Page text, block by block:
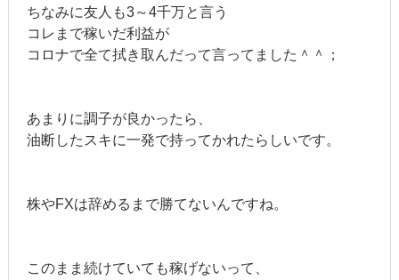
ちなみに友人も3～4千万と言う
コレまで稼いだ利益が
コロナで全て拭き取んだって言ってました＾＾；
あまりに調子が良かったら、
油断したスキに一発で持ってかれたらしいです。
株やFXは辞めるまで勝てないんですね。
このまま続けていても稼げないって、